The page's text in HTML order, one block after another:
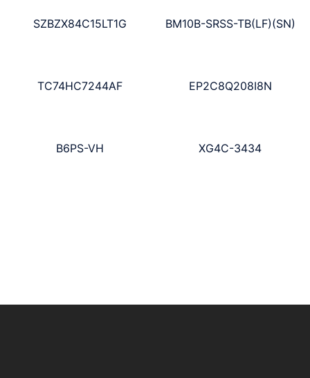
SZBZX84C15LT1G BM10B-SRSS-TB(LF)(SN)
TC74HC7244AF EP2C8Q208I8N
B6PS-VH XG4C-3434